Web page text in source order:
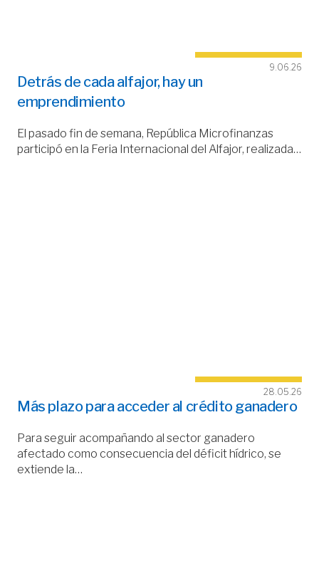
9.06.26
Detrás de cada alfajor, hay un
emprendimiento
El pasado fin de semana, República Microfinanzas
participó en la Feria Internacional del Alfajor, realizada…
28.05.26
Más plazo para acceder al crédito ganadero
Para seguir acompañando al sector ganadero
afectado como consecuencia del déficit hídrico, se
extiende la…